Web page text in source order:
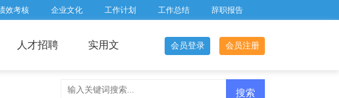
效考核 企业文化 工作计划 工作总结 辞职报告
人才招聘 实用文 会员登录 会员注册